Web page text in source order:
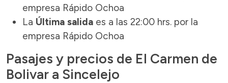
empresa Rápido Ochoa
La Última salida es a las 22:00 hrs. por la
empresa Rápido Ochoa
Pasajes y precios de El Carmen de
Bolivar a Sincelejo